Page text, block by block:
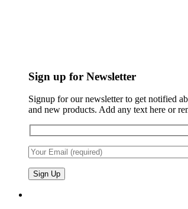
Sign up for Newsletter
Signup for our newsletter to get notified
and new products. Add any text here or